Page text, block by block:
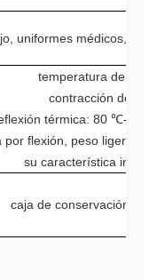
uniformes médicos,
temperatura del
contracción de
térmica: 80 ℃-100
por flexión, peso ligero,
su característica
caja de conservación,